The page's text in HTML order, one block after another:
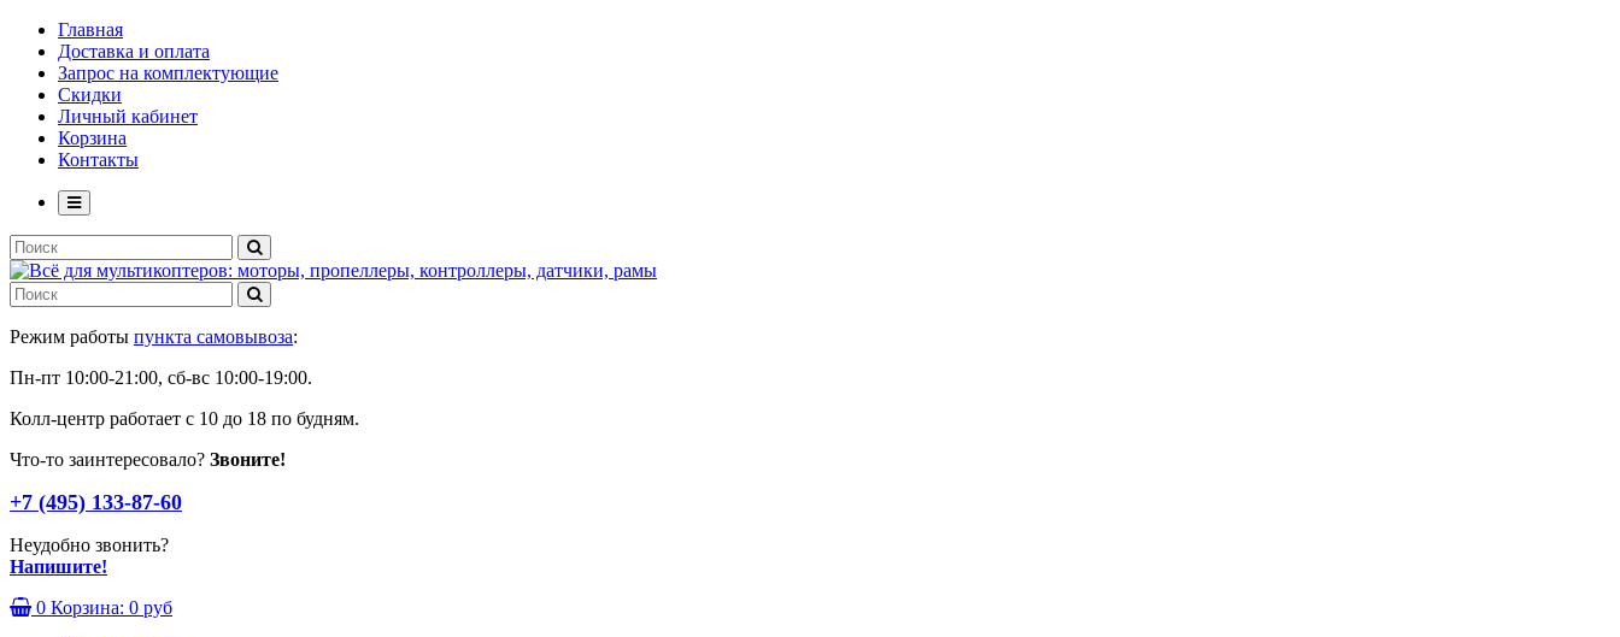
Главная
Доставка и оплата
Запрос на комплектующие
Скидки
Личный кабинет
Корзина
Контакты
Режим работы пункта самовывоза:
Пн-пт 10:00-21:00, сб-вс 10:00-19:00.
Колл-центр работает с 10 до 18 по будням.
Что-то заинтересовало? Звоните!
+7 (495) 133-87-60
Неудобно звонить?
Напишите!
0 Корзина: 0 руб